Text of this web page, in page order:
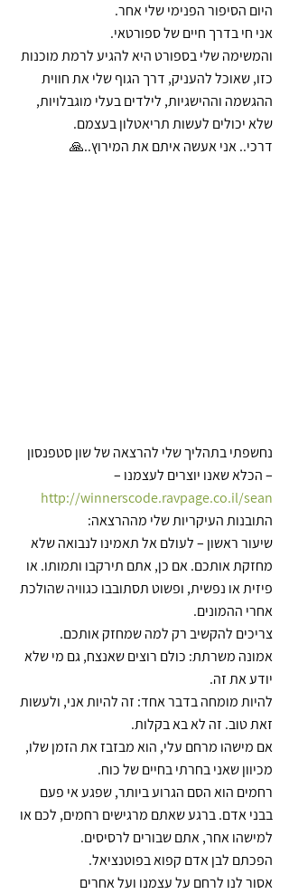
היום הסיפור הפנימי שלי אחר.
אני חי בדרך חיים של ספורטאי.
והמשימה שלי בספורט היא להגיע לרמת מוכנות
כזו, שאוכל להעניק, דרך הגוף שלי את חווית
ההגשמה וההישגיות, לילדים בעלי מוגבלויות,
שלא יכולים לעשות תריאטלון בעצמם.
דרכי.. אני אעשה איתם את המירוץ..🙏
נחשפתי בתהליך שלי להרצאה של שון סטפנסון
– הכלא שאנו יוצרים לעצמנו –
http://winnerscode.ravpage.co.il/sean
התובנות העיקריות שלי מההרצאה:
שיעור ראשון – לעולם אל תאמינו לנבואה שלא
מחזקת אותכם. אם כן, אתם תירקבו ותמותו. או
פיזית או נפשית, ופשוט תסתובבו כגוויה שהולכת
אחרי ההמונים.
צריכים להקשיב רק למה שמחזק אותכם.
אמונה משרתת: כולם רוצים שאנצח, גם מי שלא
יודע את זה.
להיות מומחה בדבר אחד: זה להיות אני, ולעשות
זאת טוב. זה לא בא בקלות.
אם מישהו מרחם עלי, הוא מבזבז את הזמן שלו,
מכיוון שאני בחרתי בחיים של כוח.
רחמים הוא הסם הגרוע ביותר, שפגע אי פעם
בבני אדם. ברגע שאתם מרגישים רחמים, לכם או
למישהו אחר, אתם שבורים לרסיסים.
הפכתם לבן אדם קפוא בפוטנציאל.
אסור לנו לרחם על עצמנו ועל אחרים